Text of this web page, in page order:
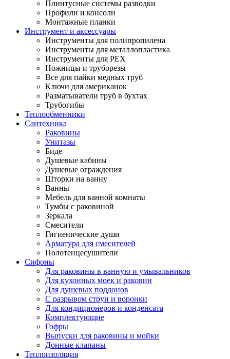
Плинтусные системы разводки
Профили и консоли
Монтажные планки
Инструмент и аксессуары
Инструменты для полипропилена
Инструменты для металлопластика
Инструменты для PEX
Ножницы и труборезы
Все для пайки медных труб
Ключи для американок
Разматыватели труб в бухтах
Трубогибы
Теплообменники
Сантехника
Раковины
Унитазы
Биде
Душевые кабины
Душевые ограждения
Шторки на ванну
Ванны
Мебель для ванной комнаты
Тумбы с раковиной
Зеркала
Смесители
Гигиенические души
Арматура для смесителей
Полотенцесушители
Сифоны
Для раковины в ванную и умывальников
Для кухонных моек и раковин
Для душевых поддонов
С разрывом струи и воронки
Для кондиционеров и конденсата
Комплектующие
Гофры
Выпуски для раковины и мойки
Донные клапаны
Теплоизоляция